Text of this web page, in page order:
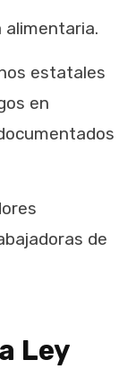
alimentaria.
estatales
en
de
Ley